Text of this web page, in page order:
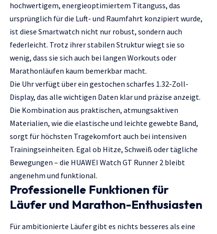
hochwertigem, energieoptimiertem Titanguss, das
ursprünglich für die Luft- und Raumfahrt konzipiert wurde,
ist diese Smartwatch nicht nur robust, sondern auch
federleicht. Trotz ihrer stabilen Struktur wiegt sie so
wenig, dass sie sich auch bei langen Workouts oder
Marathonläufen kaum bemerkbar macht.
Die Uhr verfügt über ein gestochen scharfes 1.32-Zoll-
Display, das alle wichtigen Daten klar und präzise anzeigt.
Die Kombination aus praktischen, atmungsaktiven
Materialien, wie die elastische und leichte gewebte Band,
sorgt für höchsten Tragekomfort auch bei intensiven
Trainingseinheiten. Egal ob Hitze, Schweiß oder tägliche
Bewegungen – die HUAWEI Watch GT Runner 2 bleibt
angenehm und funktional.
Professionelle Funktionen für
Läufer und Marathon-Enthusiasten
Für ambitionierte Läufer gibt es nichts besseres als eine